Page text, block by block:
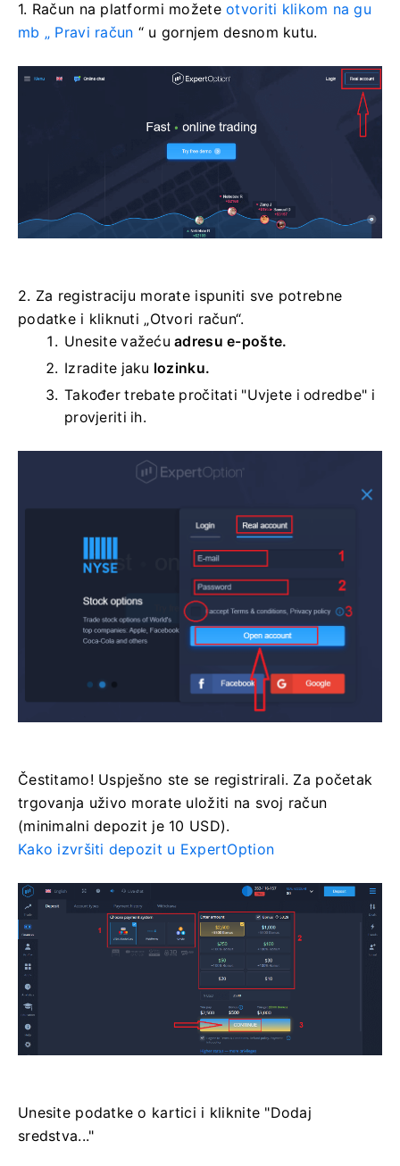
1. Račun na platformi možeteotvoriti klikom na gu
mb „ Pravi račun “ u gornjem desnom kutu.
2. Za registraciju morate ispuniti sve potrebne
podatke i kliknuti „Otvori račun“.
Unesite važećuadresu e-pošte.
Izradite jaku lozinku.
Također trebate pročitati "Uvjete i odredbe" i
provjeriti ih.
Čestitamo! Uspješno ste se registrirali. Za početak
trgovanja uživo morate uložiti na svoj račun
(minimalni depozit je 10 USD).
Kako izvršiti depozit u ExpertOption
Unesite podatke o kartici i kliknite "Dodaj
sredstva..."